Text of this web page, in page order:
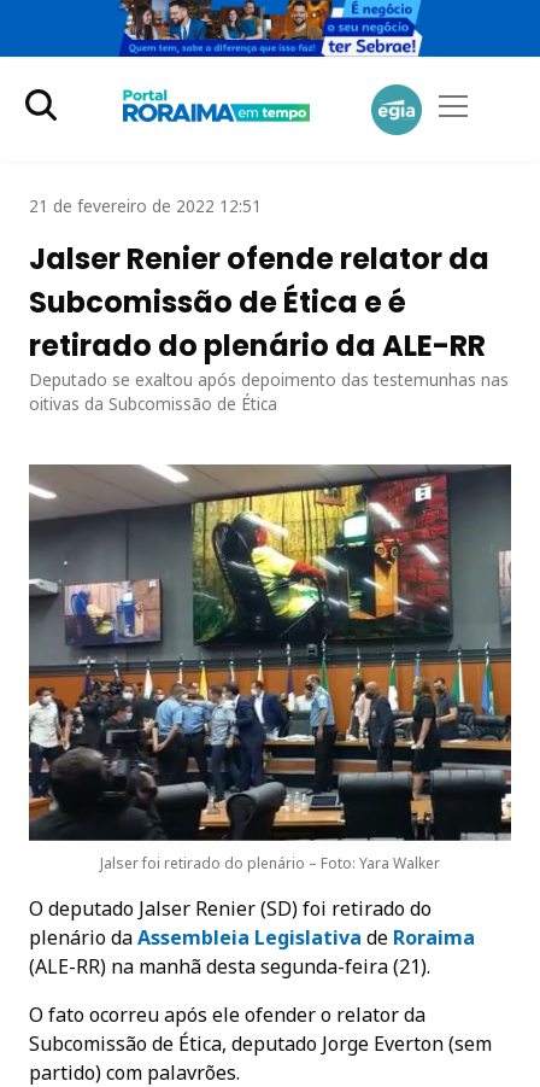
21 de fevereiro de 2022 12:51
Jalser Renier ofende relator da
Subcomissão de Ética e é
retirado do plenário da ALE-RR
Deputado se exaltou após depoimento das testemunhas nas
oitivas da Subcomissão de Ética
Jalser foi retirado do plenário – Foto: Yara Walker
O deputado Jalser Renier (SD) foi retirado do
plenário daAssembleia Legislativa de Roraima
(ALE-RR) na manhã desta segunda-feira (21).
O fato ocorreu após ele ofender o relator da
Subcomissão de Ética, deputado Jorge Everton (sem
partido) com palavrões.